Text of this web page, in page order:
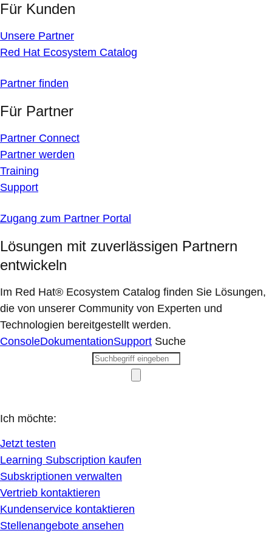
Für Kunden
Unsere Partner
Red Hat Ecosystem Catalog
Partner finden
Für Partner
Partner Connect
Partner werden
Training
Support
Zugang zum Partner Portal
Lösungen mit zuverlässigen Partnern
entwickeln
Im Red Hat® Ecosystem Catalog finden Sie Lösungen,
die von unserer Community von Experten und
Technologien bereitgestellt werden.
ConsoleDokumentationSupport Suche
Ich möchte:
Jetzt testen
Learning Subscription kaufen
Subskriptionen verwalten
Vertrieb kontaktieren
Kundenservice kontaktieren
Stellenangebote ansehen